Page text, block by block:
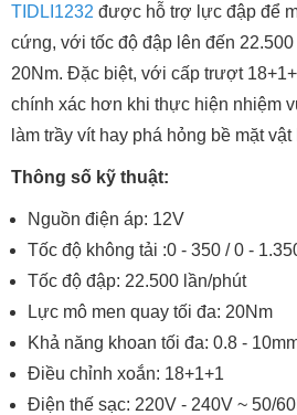
TIDLI1232 được hỗ trợ lực đập để
cứng, với tốc độ đập lên đến
20Nm. Đặc biệt, với cấp trượt
chính xác hơn khi thực hiện nhiệm
làm trầy vít hay phá hỏng bề mặt vật
Thông số kỹ thuật:
Nguồn điện áp: 12V
Tốc độ không tải :0 - 350 / 0 -
Tốc độ đập: 22.500 lần/phút
Lực mô men quay tối đa: 20Nm
Khả năng khoan tối đa: 0.8 -
Điều chỉnh xoắn: 18+1+1
Điện thế sạc: 220V - 240V ~ 50/